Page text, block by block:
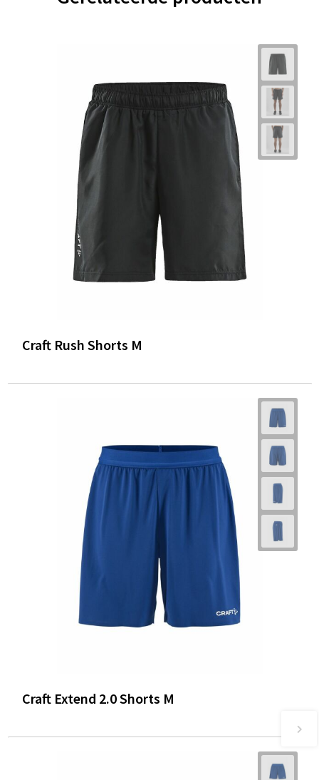
Craft Rush Shorts M
Craft Extend 2.0 Shorts M